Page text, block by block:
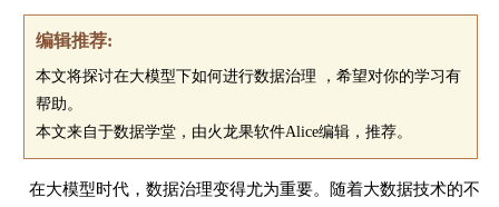
编辑推荐:
本文将探讨在大模型下如何进行数据治理 ，希望对你的学习有
帮助。
本文来自于数据学堂，由火龙果软件Alice编辑，推荐。
在大模型时代，数据治理变得尤为重要。随着大数据技术的不